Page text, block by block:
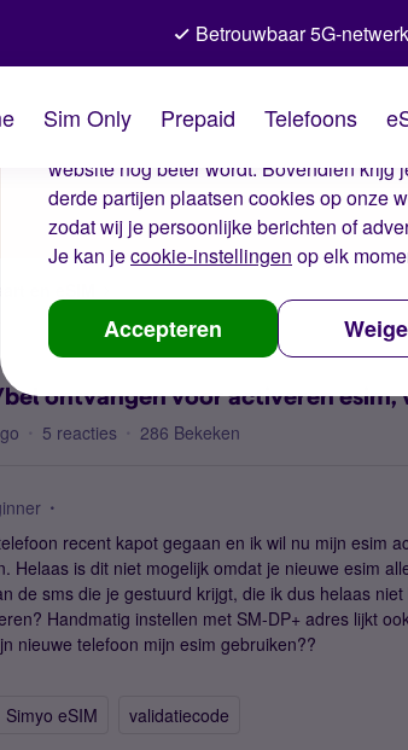
De cookies van Simyo
Wij gebruiken cookies op onze website.
website nog beter wordt. Bovendien krijg
derde partijen plaatsen cookies op onze
zodat wij je persoonlijke berichten of
Je kan jecookie-instellingen op elk
Accepteren
Betrouwbaar 5G-
Sim Only Prepaid Telefoons
en eSIM
ontvangen voor activeren esim,
5 reacties 286 Bekeken
recent kapot gegaan en ik wil nu mijn esim
Helaas is dit niet mogelijk omdat je nieuwe esim
de sms die je gestuurd krijgt, die ik dus helaas
Handmatig instellen met SM-DP+ adres lijkt
nieuwe telefoon mijn esim gebruiken??
Simyo eSIM validatiecode